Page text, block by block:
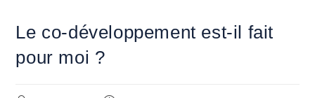
Le co-développement est-il fait
pour moi ?